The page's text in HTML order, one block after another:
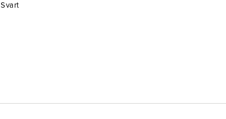
Svart